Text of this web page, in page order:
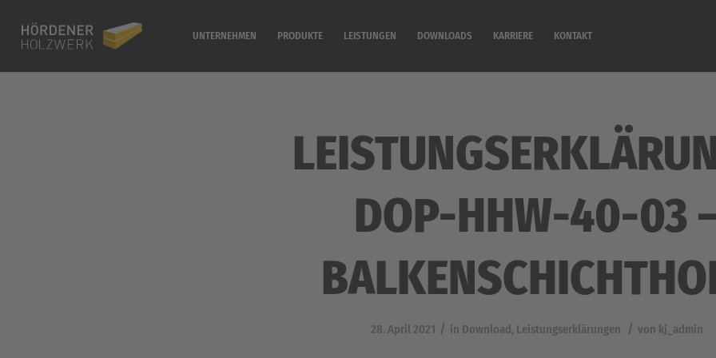
UNTERNEHMEN PRODUKTE LEISTUNGEN DOWNLOADS KARRIERE KONTAKT
DOP-HHW-40-03
28. April 2021 / in Download, Leistungserklärungen / von kj_admin